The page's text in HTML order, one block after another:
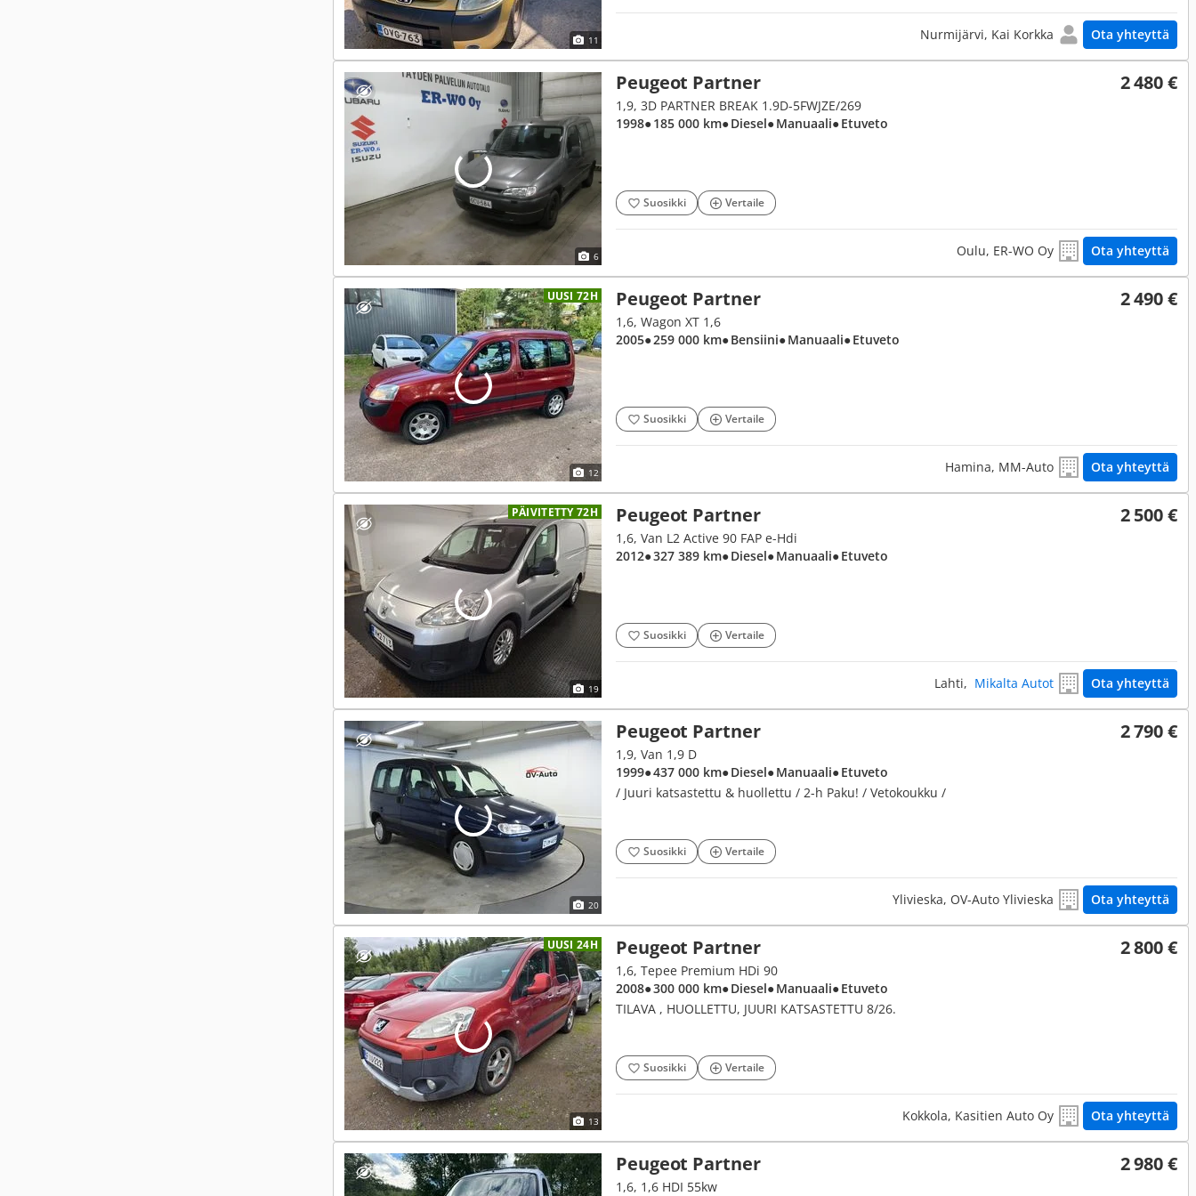
11 Nurmijärvi, Kai Korkka Ota yhteyttä
6
Peugeot Partner 2 480 €
1,9, 3D PARTNER BREAK 1.9D-5FWJZE/269
1998● 185 000 km● Diesel● Manuaali● Etuveto
Suosikki Vertaile
Oulu, ER-WO Oy Ota yhteyttä
UUSI 72H
12
Peugeot Partner 2 490 €
1,6, Wagon XT 1,6
2005● 259 000 km● Bensiini● Manuaali● Etuveto
Suosikki Vertaile
Hamina, MM-Auto Ota yhteyttä
PÄIVITETTY 72H
19
Peugeot Partner 2 500 €
1,6, Van L2 Active 90 FAP e-Hdi
2012● 327 389 km● Diesel● Manuaali● Etuveto
Suosikki Vertaile
Lahti, Mikalta Autot Ota yhteyttä
20
Peugeot Partner 2 790 €
1,9, Van 1,9 D
1999● 437 000 km● Diesel● Manuaali● Etuveto
/ Juuri katsastettu & huollettu / 2-h Paku! / Vetokoukku /
Suosikki Vertaile
Ylivieska, OV-Auto Ylivieska Ota yhteyttä
UUSI 24H
13
Peugeot Partner 2 800 €
1,6, Tepee Premium HDi 90
2008● 300 000 km● Diesel● Manuaali● Etuveto
TILAVA , HUOLLETTU, JUURI KATSASTETTU 8/26.
Suosikki Vertaile
Kokkola, Kasitien Auto Oy Ota yhteyttä
Peugeot Partner 2 980 €
1,6, 1,6 HDI 55kw